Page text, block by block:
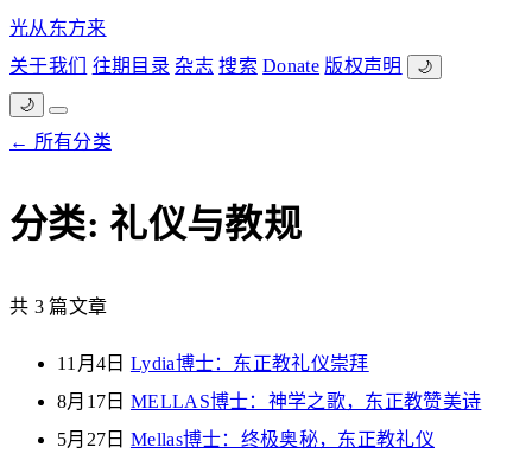
光从东方来
关于我们
往期目录 杂志 搜索 Donate 版权声明 🌙
🌙
← 所有分类
分类: 礼仪与教规
共 3 篇文章
11月4日 Lydia博士：东正教礼仪崇拜
8月17日 MELLAS博士：神学之歌，东正教赞美诗
5月27日 Mellas博士：终极奥秘，东正教礼仪